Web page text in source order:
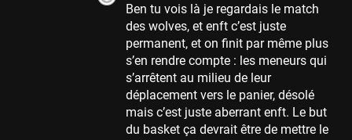
Ben tu vois là je regardais le match
des wolves, et enft c’est juste
permanent, et on finit par même plus
s’en rendre compte : les meneurs qui
s’arrêtent au milieu de leur
déplacement vers le panier, désolé
mais c’est juste aberrant enft. Le but
du basket ça devrait être de mettre le